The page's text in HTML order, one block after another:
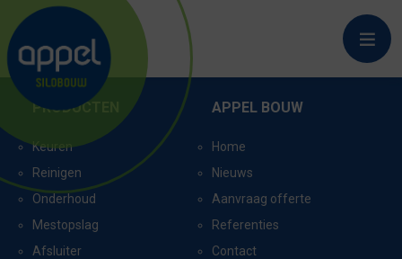
WARMOND
PRODUCTEN
Keuren
Reinigen
Onderhoud
Mestopslag
Afsluiter
APPEL BOUW
Home
Nieuws
Aanvraag offerte
Referenties
Contact